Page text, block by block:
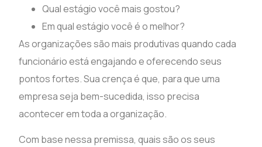
Qual estágio você mais gostou?
Em qual estágio você é o melhor?
As organizações são mais produtivas quando cada
funcionário está engajando e oferecendo seus
pontos fortes. Sua crença é que, para que uma
empresa seja bem-sucedida, isso precisa
acontecer em toda a organização.
Com base nessa premissa, quais são os seus